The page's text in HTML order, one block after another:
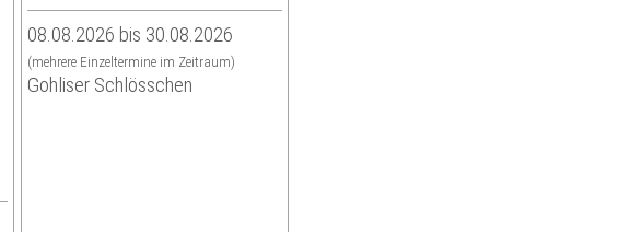
08.08.2026 bis 30.08.2026
(mehrere Einzeltermine im Zeitraum)
Gohliser Schlösschen